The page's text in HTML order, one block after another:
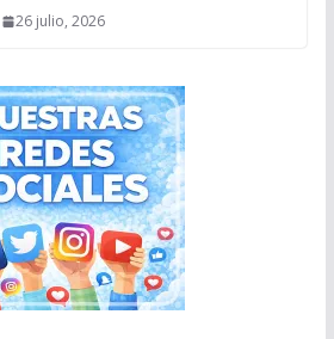
26 julio, 2026